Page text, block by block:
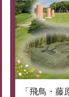
「飛鳥・